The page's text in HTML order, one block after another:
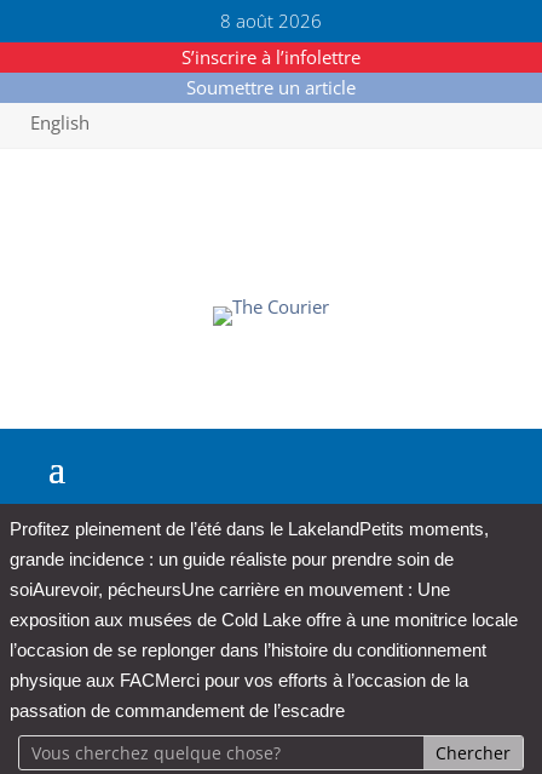
8 août 2026
S’inscrire à l’infolettre
Soumettre un article
English
Profitez pleinement de l’été dans le LakelandPetits moments,
grande incidence : un guide réaliste pour prendre soin de
soiAurevoir, pécheursUne carrière en mouvement : Une
exposition aux musées de Cold Lake offre à une monitrice locale
l’occasion de se replonger dans l’histoire du conditionnement
physique aux FACMerci pour vos efforts à l’occasion de la
passation de commandement de l’escadre